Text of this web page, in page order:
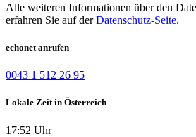
Alle weiteren Informationen über den
erfahren Sie auf derDatenschutz-Seite.
echonet anrufen
0043 1 512 26 95
Lokale Zeit in Österreich
17:52 Uhr